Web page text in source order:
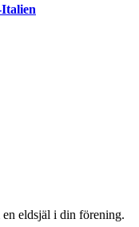
eldsjäl i din förening.